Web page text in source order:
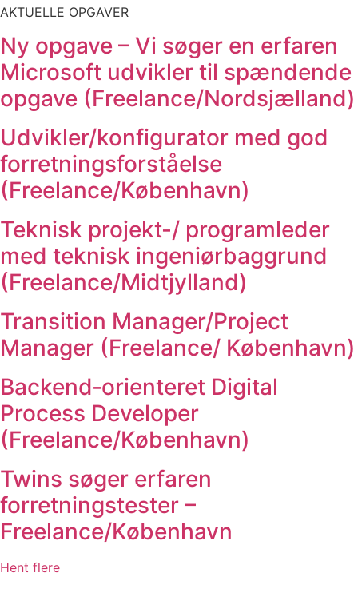
AKTUELLE OPGAVER
Ny opgave – Vi søger en erfaren
Microsoft udvikler til spændende
opgave (Freelance/Nordsjælland)
Udvikler/konfigurator med god
forretningsforståelse
(Freelance/København)
Teknisk projekt-/ programleder
med teknisk ingeniørbaggrund
(Freelance/Midtjylland)
Transition Manager/Project
Manager (Freelance/ København)
Backend‑orienteret Digital
Process Developer
(Freelance/København)
Twins søger erfaren
forretningstester –
Freelance/København
Hent flere